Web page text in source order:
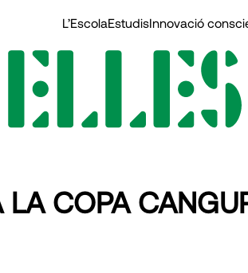
L’EscolaEstudisInnovació
LA COPA